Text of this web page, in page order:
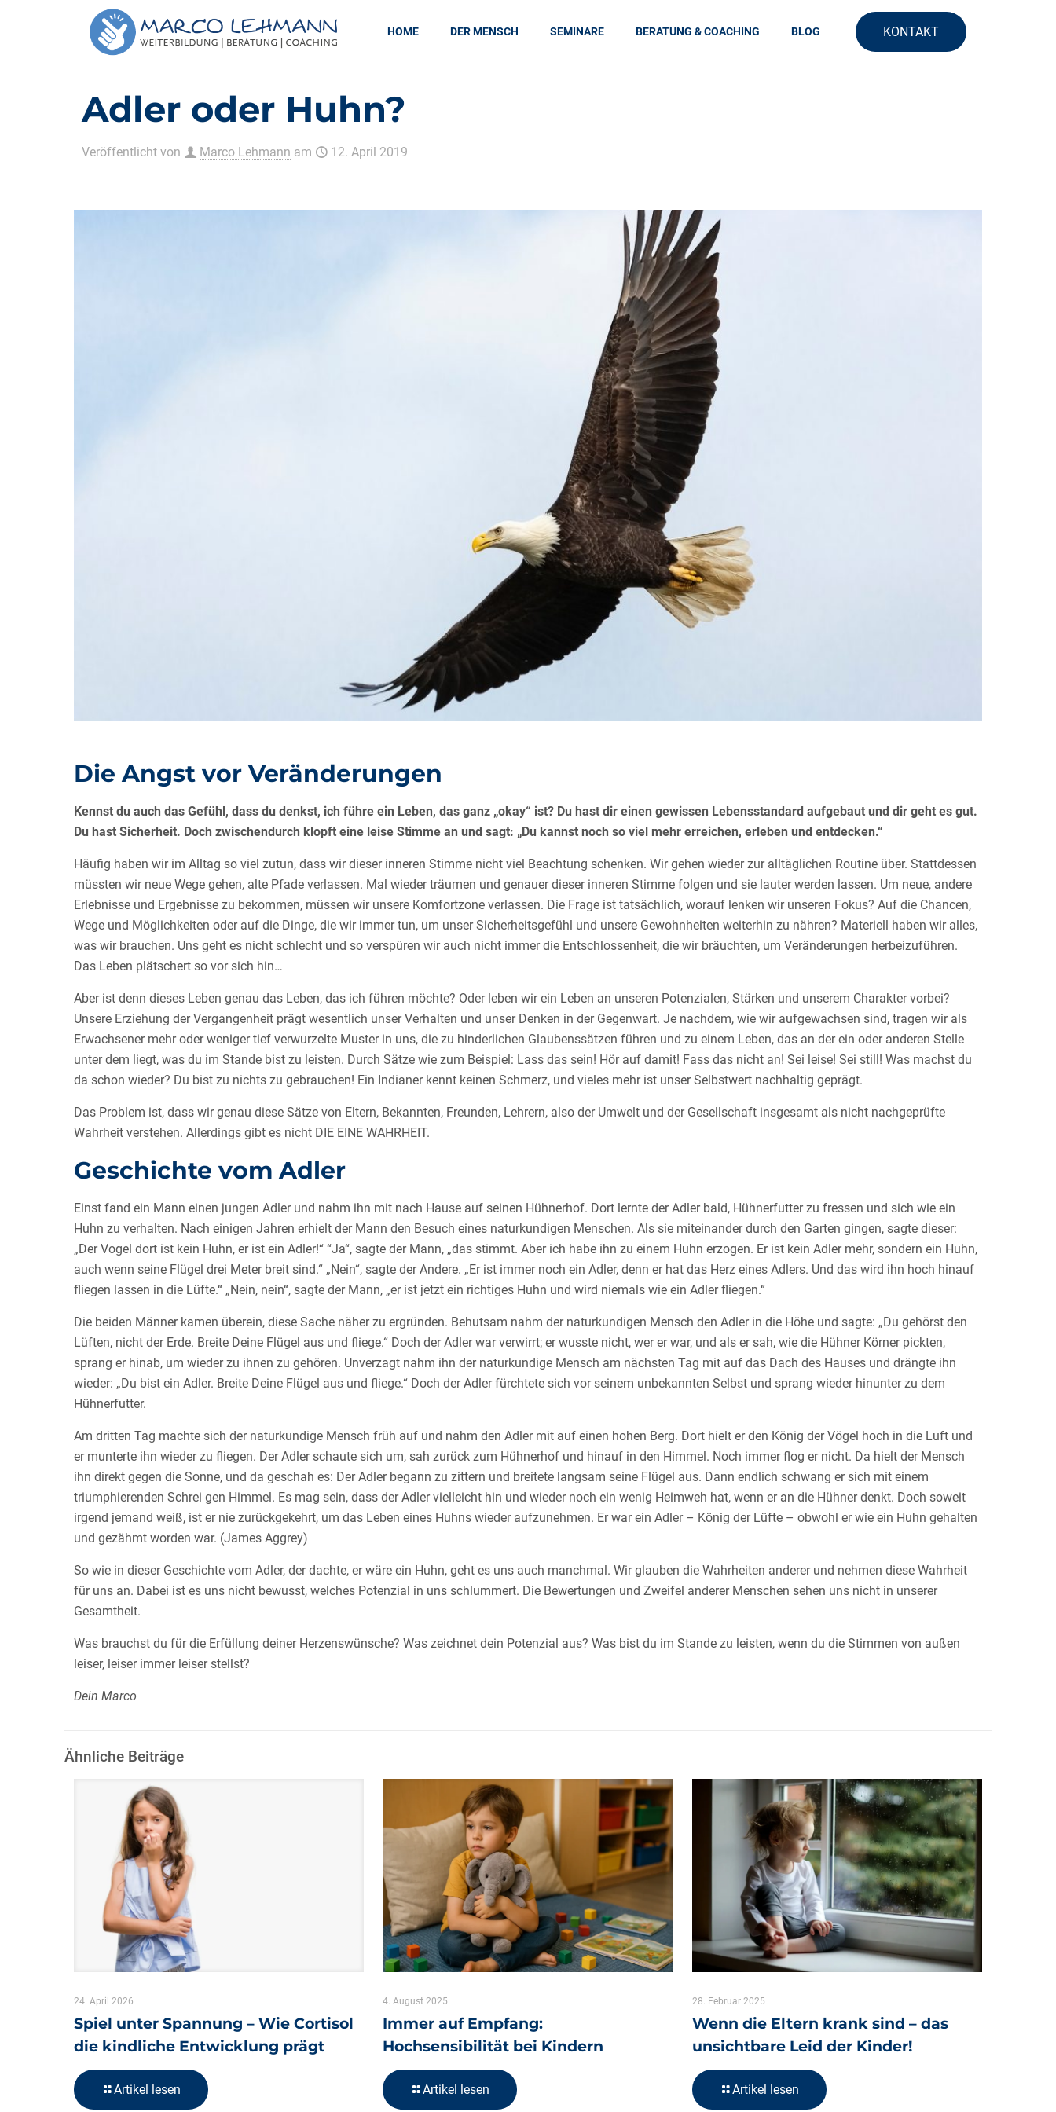
HOME DER MENSCH SEMINARE BERATUNG & COACHING BLOG KONTAKT
Adler oder Huhn?
Veröffentlicht von Marco Lehmann am 12. April 2019
Die Angst vor Veränderungen
Kennst du auch das Gefühl, dass du denkst, ich führe ein Leben, das ganz „okay“ ist? Du hast dir einen gewissen Lebensstandard aufgebaut und dir geht es gut.
Du hast Sicherheit. Doch zwischendurch klopft eine leise Stimme an und sagt: „Du kannst noch so viel mehr erreichen, erleben und entdecken.“
Häufig haben wir im Alltag so viel zutun, dass wir dieser inneren Stimme nicht viel Beachtung schenken. Wir gehen wieder zur alltäglichen Routine über. Stattdessen
müssten wir neue Wege gehen, alte Pfade verlassen. Mal wieder träumen und genauer dieser inneren Stimme folgen und sie lauter werden lassen. Um neue, andere
Erlebnisse und Ergebnisse zu bekommen, müssen wir unsere Komfortzone verlassen. Die Frage ist tatsächlich, worauf lenken wir unseren Fokus? Auf die Chancen,
Wege und Möglichkeiten oder auf die Dinge, die wir immer tun, um unser Sicherheitsgefühl und unsere Gewohnheiten weiterhin zu nähren? Materiell haben wir alles,
was wir brauchen. Uns geht es nicht schlecht und so verspüren wir auch nicht immer die Entschlossenheit, die wir bräuchten, um Veränderungen herbeizuführen.
Das Leben plätschert so vor sich hin…
Aber ist denn dieses Leben genau das Leben, das ich führen möchte? Oder leben wir ein Leben an unseren Potenzialen, Stärken und unserem Charakter vorbei?
Unsere Erziehung der Vergangenheit prägt wesentlich unser Verhalten und unser Denken in der Gegenwart. Je nachdem, wie wir aufgewachsen sind, tragen wir als
Erwachsener mehr oder weniger tief verwurzelte Muster in uns, die zu hinderlichen Glaubenssätzen führen und zu einem Leben, das an der ein oder anderen Stelle
unter dem liegt, was du im Stande bist zu leisten. Durch Sätze wie zum Beispiel: Lass das sein! Hör auf damit! Fass das nicht an! Sei leise! Sei still! Was machst du
da schon wieder? Du bist zu nichts zu gebrauchen! Ein Indianer kennt keinen Schmerz, und vieles mehr ist unser Selbstwert nachhaltig geprägt.
Das Problem ist, dass wir genau diese Sätze von Eltern, Bekannten, Freunden, Lehrern, also der Umwelt und der Gesellschaft insgesamt als nicht nachgeprüfte
Wahrheit verstehen. Allerdings gibt es nicht DIE EINE WAHRHEIT.
Geschichte vom Adler
Einst fand ein Mann einen jungen Adler und nahm ihn mit nach Hause auf seinen Hühnerhof. Dort lernte der Adler bald, Hühnerfutter zu fressen und sich wie ein
Huhn zu verhalten. Nach einigen Jahren erhielt der Mann den Besuch eines naturkundigen Menschen. Als sie miteinander durch den Garten gingen, sagte dieser:
„Der Vogel dort ist kein Huhn, er ist ein Adler!“ “Ja“, sagte der Mann, „das stimmt. Aber ich habe ihn zu einem Huhn erzogen. Er ist kein Adler mehr, sondern ein Huhn,
auch wenn seine Flügel drei Meter breit sind.“ „Nein“, sagte der Andere. „Er ist immer noch ein Adler, denn er hat das Herz eines Adlers. Und das wird ihn hoch hinauf
fliegen lassen in die Lüfte.“ „Nein, nein“, sagte der Mann, „er ist jetzt ein richtiges Huhn und wird niemals wie ein Adler fliegen.“
Die beiden Männer kamen überein, diese Sache näher zu ergründen. Behutsam nahm der naturkundigen Mensch den Adler in die Höhe und sagte: „Du gehörst den
Lüften, nicht der Erde. Breite Deine Flügel aus und fliege.“ Doch der Adler war verwirrt; er wusste nicht, wer er war, und als er sah, wie die Hühner Körner pickten,
sprang er hinab, um wieder zu ihnen zu gehören. Unverzagt nahm ihn der naturkundige Mensch am nächsten Tag mit auf das Dach des Hauses und drängte ihn
wieder: „Du bist ein Adler. Breite Deine Flügel aus und fliege.“ Doch der Adler fürchtete sich vor seinem unbekannten Selbst und sprang wieder hinunter zu dem
Hühnerfutter.
Am dritten Tag machte sich der naturkundige Mensch früh auf und nahm den Adler mit auf einen hohen Berg. Dort hielt er den König der Vögel hoch in die Luft und
er munterte ihn wieder zu fliegen. Der Adler schaute sich um, sah zurück zum Hühnerhof und hinauf in den Himmel. Noch immer flog er nicht. Da hielt der Mensch
ihn direkt gegen die Sonne, und da geschah es: Der Adler begann zu zittern und breitete langsam seine Flügel aus. Dann endlich schwang er sich mit einem
triumphierenden Schrei gen Himmel. Es mag sein, dass der Adler vielleicht hin und wieder noch ein wenig Heimweh hat, wenn er an die Hühner denkt. Doch soweit
irgend jemand weiß, ist er nie zurückgekehrt, um das Leben eines Huhns wieder aufzunehmen. Er war ein Adler – König der Lüfte – obwohl er wie ein Huhn gehalten
und gezähmt worden war. (James Aggrey)
So wie in dieser Geschichte vom Adler, der dachte, er wäre ein Huhn, geht es uns auch manchmal. Wir glauben die Wahrheiten anderer und nehmen diese Wahrheit
für uns an. Dabei ist es uns nicht bewusst, welches Potenzial in uns schlummert. Die Bewertungen und Zweifel anderer Menschen sehen uns nicht in unserer
Gesamtheit.
Was brauchst du für die Erfüllung deiner Herzenswünsche? Was zeichnet dein Potenzial aus? Was bist du im Stande zu leisten, wenn du die Stimmen von außen
leiser, leiser immer leiser stellst?
Dein Marco
Ähnliche Beiträge
24. April 2026
Spiel unter Spannung – Wie Cortisol
die kindliche Entwicklung prägt
Artikel lesen
4. August 2025
Immer auf Empfang:
Hochsensibilität bei Kindern
Artikel lesen
28. Februar 2025
Wenn die Eltern krank sind – das
unsichtbare Leid der Kinder!
Artikel lesen